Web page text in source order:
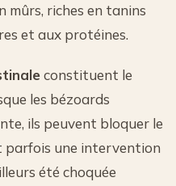
mûrs, riches en tanins
et aux protéines.
constituent le
les bézoards
ils peuvent bloquer le
une intervention
été choquée